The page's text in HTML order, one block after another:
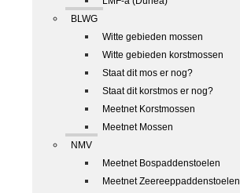
BLWG
Witte gebieden mossen
Witte gebieden korstmossen
Staat dit mos er nog?
Staat dit korstmos er nog?
Meetnet Korstmossen
Meetnet Mossen
NMV
Meetnet Bospaddenstoelen
Meetnet Zeereeppaddenstoelen